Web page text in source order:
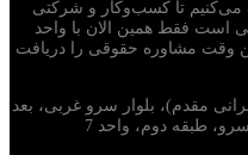
با آگاهی بخشی موضوعات حقوقی، کمک می‌‎کنیم تا کسب‌وکار و شرکتی
است فقط همین الان با واحد
وقت مشاوره حقوقی را دریافت
مقدم)، بلوار سرو غربی، بعد
طبقه دوم، واحد 7